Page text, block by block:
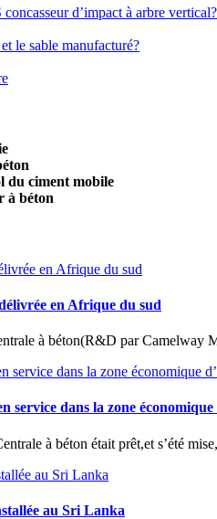
d’impact à arbre vertical?
le sable manufacturé?
du ciment mobile
à béton
en Afrique du sud
à béton(R&D par Camelway
service dans la zone
à béton était prêt,et s’été
au Sri Lanka